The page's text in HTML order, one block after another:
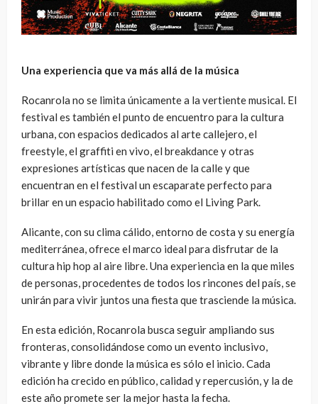
Una experiencia que va más allá de la música
Rocanrola no se limita únicamente a la vertiente musical. El
festival es también el punto de encuentro para la cultura
urbana, con espacios dedicados al arte callejero, el
freestyle, el graffiti en vivo, el breakdance y otras
expresiones artísticas que nacen de la calle y que
encuentran en el festival un escaparate perfecto para
brillar en un espacio habilitado como el Living Park.
Alicante, con su clima cálido, entorno de costa y su energía
mediterránea, ofrece el marco ideal para disfrutar de la
cultura hip hop al aire libre. Una experiencia en la que miles
de personas, procedentes de todos los rincones del país, se
unirán para vivir juntos una fiesta que trasciende la música.
En esta edición, Rocanrola busca seguir ampliando sus
fronteras, consolidándose como un evento inclusivo,
vibrante y libre donde la música es sólo el inicio. Cada
edición ha crecido en público, calidad y repercusión, y la de
este año promete ser la mejor hasta la fecha.